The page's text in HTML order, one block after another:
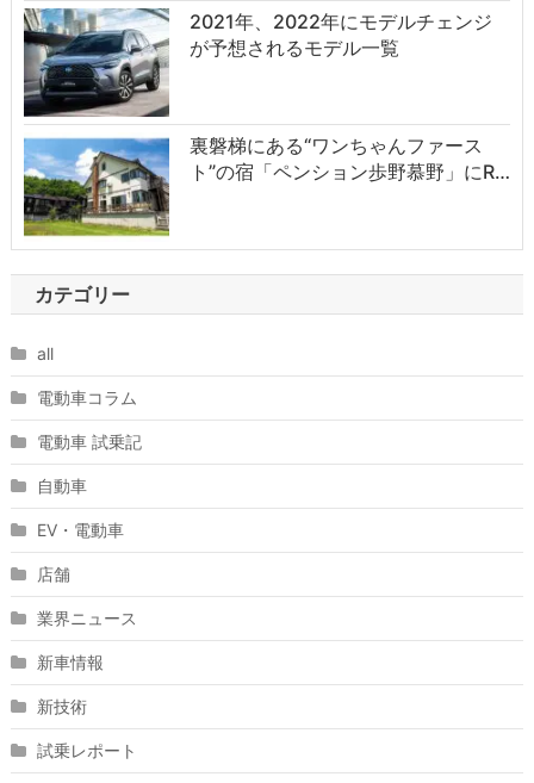
2021年、2022年にモデルチェンジ
が予想されるモデル一覧
裏磐梯にある“ワンちゃんファース
ト”の宿「ペンション歩野慕野」にR…
カテゴリー
all
電動車コラム
電動車 試乗記
自動車
EV・電動車
店舗
業界ニュース
新車情報
新技術
試乗レポート